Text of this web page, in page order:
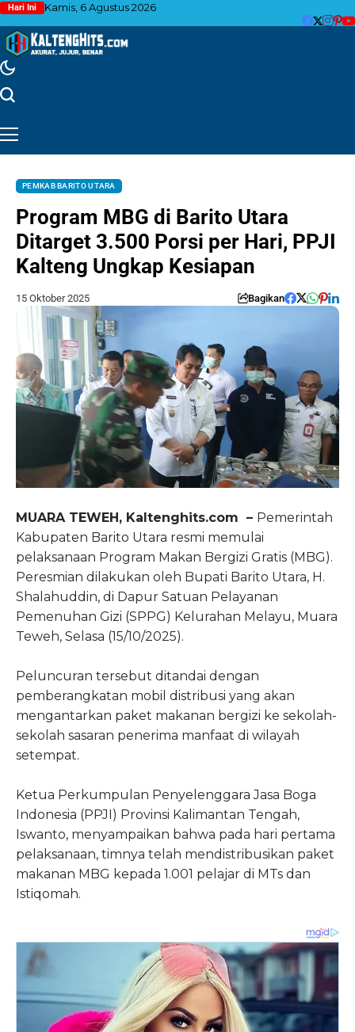
Hari Ini Kamis, 6 Agustus 2026
PEMKAB BARITO UTARA
Program MBG di Barito Utara
Ditarget 3.500 Porsi per Hari, PPJI
Kalteng Ungkap Kesiapan
15 Oktober 2025 Bagikan
MUARA TEWEH, Kaltenghits.com – Pemerintah
Kabupaten Barito Utara resmi memulai
pelaksanaan Program Makan Bergizi Gratis (MBG).
Peresmian dilakukan oleh Bupati Barito Utara, H.
Shalahuddin, di Dapur Satuan Pelayanan
Pemenuhan Gizi (SPPG) Kelurahan Melayu, Muara
Teweh, Selasa (15/10/2025).
Peluncuran tersebut ditandai dengan
pemberangkatan mobil distribusi yang akan
mengantarkan paket makanan bergizi ke sekolah-
sekolah sasaran penerima manfaat di wilayah
setempat.
Ketua Perkumpulan Penyelenggara Jasa Boga
Indonesia (PPJI) Provinsi Kalimantan Tengah,
Iswanto, menyampaikan bahwa pada hari pertama
pelaksanaan, timnya telah mendistribusikan paket
makanan MBG kepada 1.001 pelajar di MTs dan
Istiqomah.